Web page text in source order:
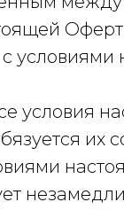
с
условия
их